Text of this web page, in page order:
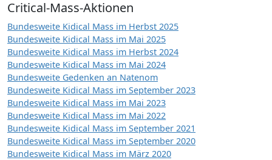
Critical-Mass-Aktionen
Bundesweite Kidical Mass im Herbst 2025
Bundesweite Kidical Mass im Mai 2025
Bundesweite Kidical Mass im Herbst 2024
Bundesweite Kidical Mass im Mai 2024
Bundesweite Gedenken an Natenom
Bundesweite Kidical Mass im September 2023
Bundesweite Kidical Mass im Mai 2023
Bundesweite Kidical Mass im Mai 2022
Bundesweite Kidical Mass im September 2021
Bundesweite Kidical Mass im September 2020
Bundesweite Kidical Mass im März 2020